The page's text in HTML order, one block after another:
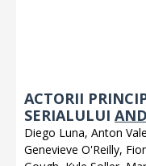
ACTORII
SERIALULUI
Diego Luna, Anton
Genevieve O'Reilly,